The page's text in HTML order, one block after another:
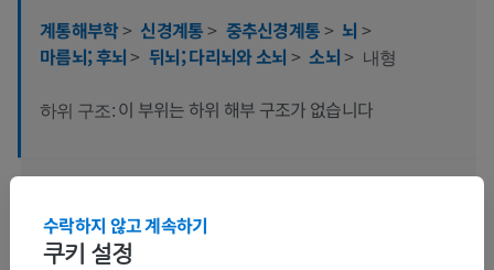
계통해부학> 신경계통> 중추신경계통> 뇌 >
마름뇌; 후뇌> 뒤뇌; 다리뇌와 소뇌 > 소뇌> 내형
하위 구조: 이 부위는 하위 해부 구조가 없습니다
쿠키 설정
수락하지 않고 계속하기